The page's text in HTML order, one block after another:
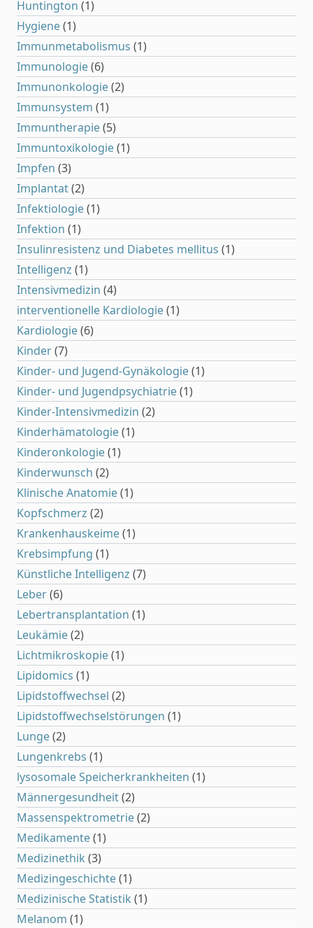
Huntington (1)
Hygiene(1)
Immunmetabolismus (1)
Immunologie(6)
Immunonkologie(2)
Immunsystem (1)
Immuntherapie(5)
Immuntoxikologie(1)
Impfen (3)
Implantat(2)
Infektiologie(1)
Infektion (1)
Insulinresistenz und Diabetes mellitus (1)
Intelligenz (1)
Intensivmedizin (4)
interventionelle Kardiologie(1)
Kardiologie(6)
Kinder(7)
Kinder- und Jugend-Gynäkologie(1)
Kinder- und Jugendpsychiatrie(1)
Kinder-Intensivmedizin (2)
Kinderhämatologie(1)
Kinderonkologie(1)
Kinderwunsch (2)
Klinische Anatomie(1)
Kopfschmerz (2)
Krankenhauskeime(1)
Krebsimpfung (1)
Künstliche Intelligenz (7)
Leber(6)
Lebertransplantation (1)
Leukämie(2)
Lichtmikroskopie(1)
Lipidomics (1)
Lipidstoffwechsel (2)
Lipidstoffwechselstörungen (1)
Lunge(2)
Lungenkrebs (1)
lysosomale Speicherkrankheiten (1)
Männergesundheit(2)
Massenspektrometrie(2)
Medikamente(1)
Medizinethik (3)
Medizingeschichte(1)
Medizinische Statistik (1)
Melanom (1)